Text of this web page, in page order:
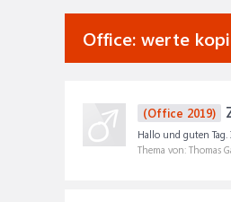
Office: werte
(Office 2019)
Hallo und guten
Thema von: Thomas